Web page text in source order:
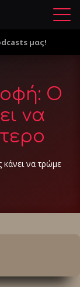
Μ
ο
μας!
Ο
να
κάνει να τρώμε